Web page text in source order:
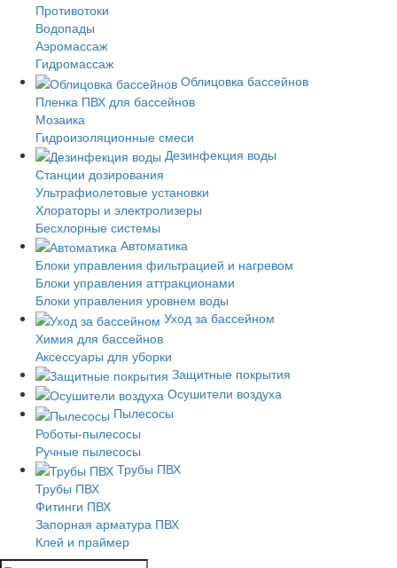
Противотоки
Водопады
Аэромассаж
Гидромассаж
Облицовка бассейнов
Пленка ПВХ для бассейнов
Мозаика
Гидроизоляционные смеси
Дезинфекция воды
Станции дозирования
Ультрафиолетовые установки
Хлораторы и электролизеры
Бесхлорные системы
Автоматика
Блоки управления фильтрацией и нагревом
Блоки управления аттракционами
Блоки управления уровнем воды
Уход за бассейном
Химия для бассейнов
Аксессуары для уборки
Защитные покрытия
Осушители воздуха
Пылесосы
Роботы-пылесосы
Ручные пылесосы
Трубы ПВХ
Трубы ПВХ
Фитинги ПВХ
Запорная арматура ПВХ
Клей и праймер